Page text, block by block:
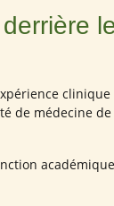
de médecine